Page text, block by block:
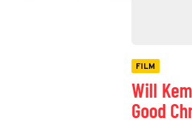
FILM
Will
Good